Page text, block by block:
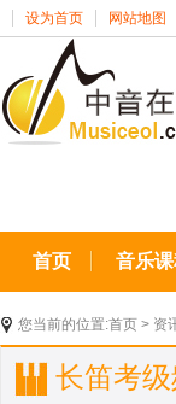
设为首页 网站地图
首页 音乐
您当前的位置:首页 > 资
长笛考